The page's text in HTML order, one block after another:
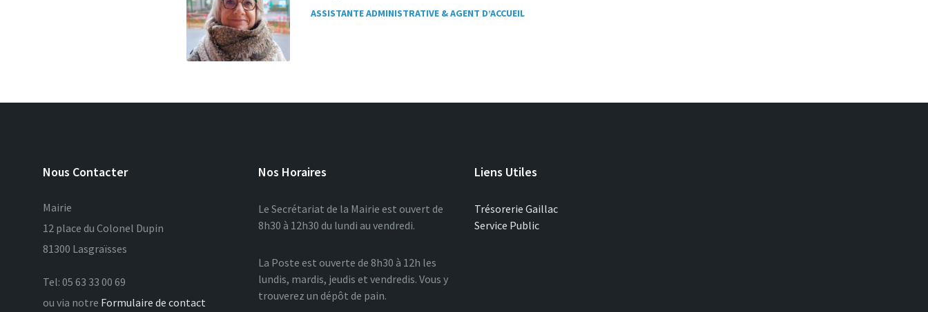
ASSISTANTE ADMINISTRATIVE & AGENT D’ACCUEIL
Nous Contacter
Mairie
12 place du Colonel Dupin
81300 Lasgraïsses
Tel: 05 63 33 00 69
ou via notre Formulaire de contact
Nos Horaires
Le Secrétariat de la Mairie est ouvert de
8h30 à 12h30 du lundi au vendredi.
La Poste est ouverte de 8h30 à 12h les
lundis, mardis, jeudis et vendredis. Vous y
trouverez un dépôt de pain.
Liens Utiles
Trésorerie Gaillac
Service Public